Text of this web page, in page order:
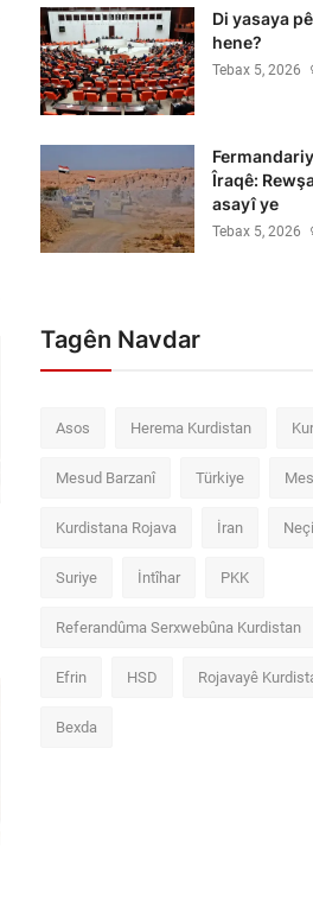
Di yasaya
hene?
Tebax 5, 2026
Îraqê:
asayî ye
Tebax 5, 2026
Tagên Navdar
Asos Herema Kurdistan
Mesud Barzanî Türkiye
Kurdistana Rojava İran
Suriye İntîhar PKK
Referandûma Serxwebûna Kurdistan
Efrin HSD Rojavayê
Bexda